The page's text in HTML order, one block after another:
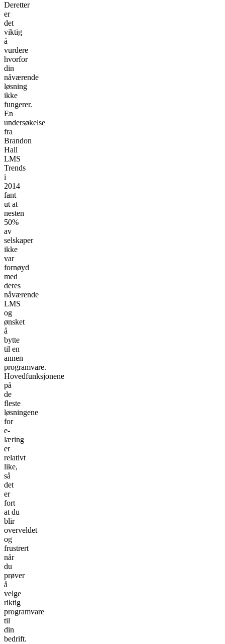
Deretter
er
det
viktig
å
vurdere
hvorfor
din
nåværende
løsning
ikke
fungerer.
En
undersøkelse
fra
Brandon
Hall
LMS
Trends
i
2014
fant
ut at
nesten
50%
av
selskaper
ikke
var
fornøyd
med
deres
nåværende
LMS
og
ønsket
å
bytte
til en
annen
programvare.
Hovedfunksjonene
på
de
fleste
løsningene
for
e-
læring
er
relativt
like,
så
det
er
fort
at du
blir
overveldet
og
frustrert
når
du
prøver
å
velge
riktig
programvare
til
din
bedrift.